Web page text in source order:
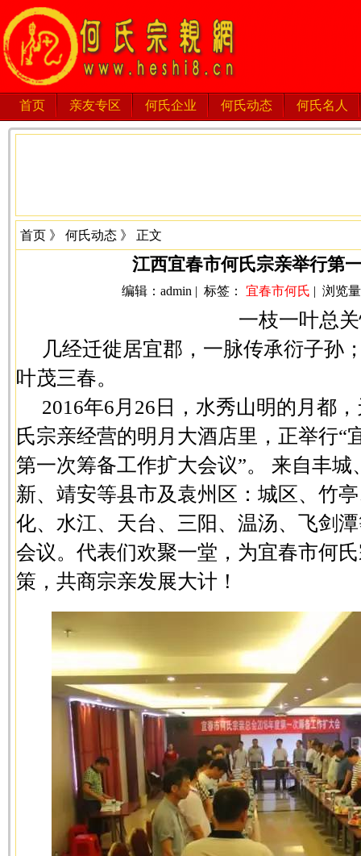
首页 亲友专区 何氏企业 何氏动态 何氏名人
首页 》 何氏动态 》 正文
江西宜春市何氏宗亲举行第
编辑：admin | 标签： 宜春市何氏 | 浏览
一枝一叶总
几经迁徙居宜郡，一脉传承衍子孙
叶茂三春。
2016年6月26日，水秀山明的月都
氏宗亲经营的明月大酒店里，正举行“
第一次筹备工作扩大会议”。 来自丰
新、靖安等县市及袁州区：城区、竹
化、水江、天台、三阳、温汤、飞剑
会议。代表们欢聚一堂，为宜春市何
策，共商宗亲发展大计！